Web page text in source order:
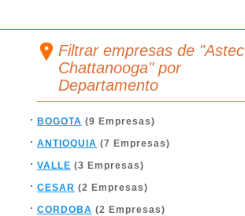
Filtrar empresas de "Astec
Chattanooga" por
Departamento
BOGOTA (9 Empresas)
ANTIOQUIA (7 Empresas)
VALLE (3 Empresas)
CESAR (2 Empresas)
CORDOBA (2 Empresas)